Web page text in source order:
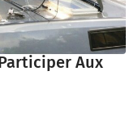
Aux